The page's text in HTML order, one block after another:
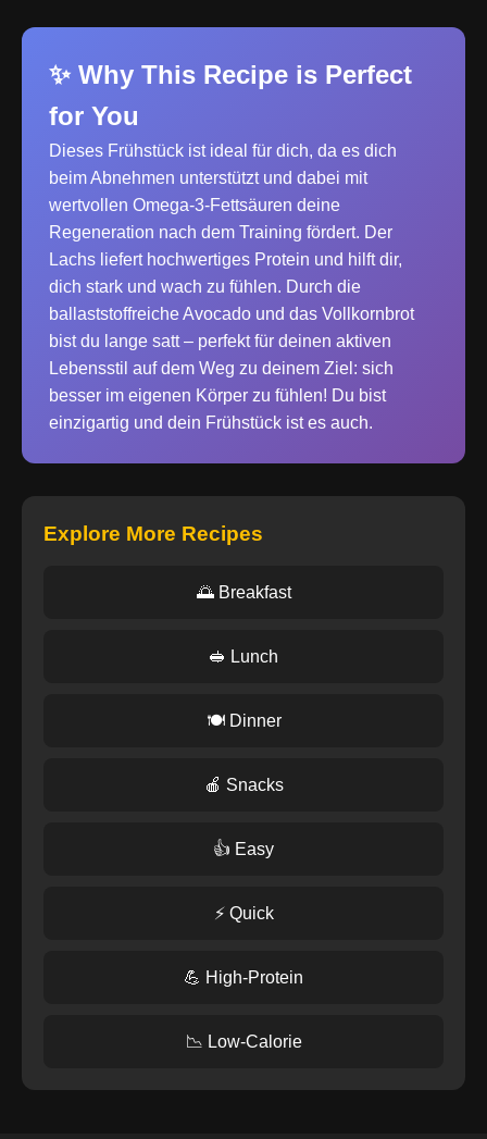
✨ Why This Recipe is Perfect
for You
Dieses Frühstück ist ideal für dich, da es dich
beim Abnehmen unterstützt und dabei mit
wertvollen Omega-3-Fettsäuren deine
Regeneration nach dem Training fördert. Der
Lachs liefert hochwertiges Protein und hilft dir,
dich stark und wach zu fühlen. Durch die
ballaststoffreiche Avocado und das Vollkornbrot
bist du lange satt – perfekt für deinen aktiven
Lebensstil auf dem Weg zu deinem Ziel: sich
besser im eigenen Körper zu fühlen! Du bist
einzigartig und dein Frühstück ist es auch.
Explore More Recipes
🌅 Breakfast
🥪 Lunch
🍽️ Dinner
🍎 Snacks
👍 Easy
⚡ Quick
💪 High-Protein
📉 Low-Calorie